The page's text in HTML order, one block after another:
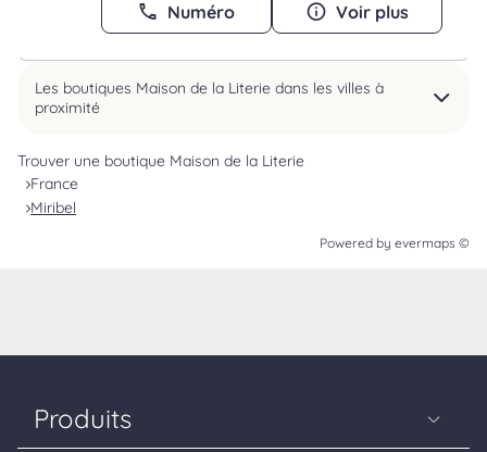
Numéro
Voir plus
Les boutiques Maison de la Literie dans les villes à
proximité
Trouver une boutique Maison de la Literie
France
Miribel
Powered by evermaps ©
Produits